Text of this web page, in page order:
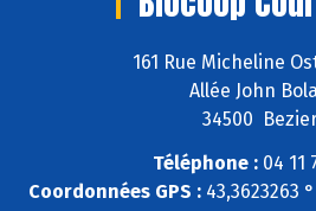
161 Rue Micheline
Allée John
34500
Téléphone :04 11
Coordonnées GPS : 43,3623263